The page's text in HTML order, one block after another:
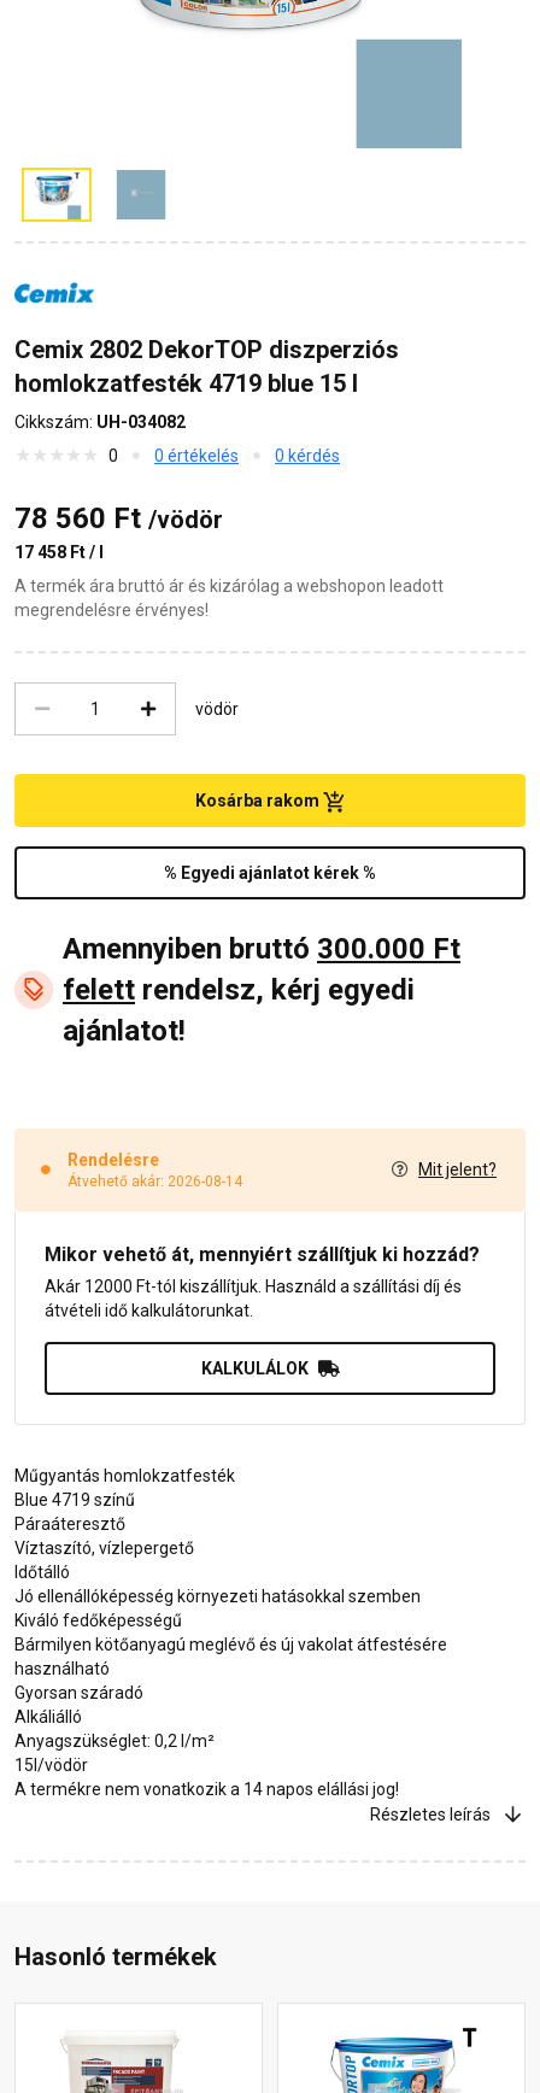
Cemix 2802 DekorTOP diszperziós
homlokzatfesték 4719 blue 15 l
Cikkszám: UH-034082
0
0 értékelés 0 kérdés
78 560 Ft /vödör
17 458 Ft / l
A termék ára bruttó ár és kizárólag a webshopon leadott
megrendelésre érvényes!
vödör
% Egyedi ajánlatot kérek %
Kosárba rakom
Amennyiben bruttó 300.000 Ft
felett rendelsz, kérj egyedi
ajánlatot!
Rendelésre
Átvehető akár: 2026-08-14
Mit jelent?
Mikor vehető át, mennyiért szállítjuk ki hozzád?
Akár 12000 Ft-tól kiszállítjuk. Használd a szállítási díj és
átvételi idő kalkulátorunkat.
KALKULÁLOK
Műgyantás homlokzatfesték
Blue 4719 színű
Páraáteresztő
Víztaszító, vízlepergető
Időtálló
Jó ellenállóképesség környezeti hatásokkal szemben
Kiváló fedőképességű
Bármilyen kötőanyagú meglévő és új vakolat átfestésére
használható
Gyorsan száradó
Alkáliálló
Anyagszükséglet: 0,2 l/m²
15l/vödör
A termékre nem vonatkozik a 14 napos elállási jog!
Részletes leírás
Hasonló termékek